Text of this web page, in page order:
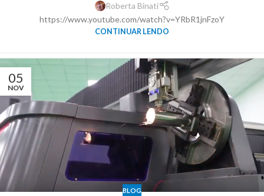
Roberta Binati
https://www.youtube.com/watch?v=YRbR1jnFzoY
CONTINUAR LENDO
05
NOV
BLOG